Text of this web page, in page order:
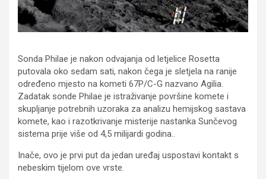
Sonda Philae je nakon odvajanja od letjelice Rosetta
putovala oko sedam sati, nakon čega je sletjela na ranije
određeno mjesto na kometi 67P/C-G nazvano Agilia.
Zadatak sonde Philae je istraživanje površine komete i
skupljanje potrebnih uzoraka za analizu hemijskog sastava
komete, kao i razotkrivanje misterije nastanka Sunčevog
sistema prije više od 4,5 milijardi godina..
Inače, ovo je prvi put da jedan uređaj uspostavi kontakt s
nebeskim tijelom ove vrste.